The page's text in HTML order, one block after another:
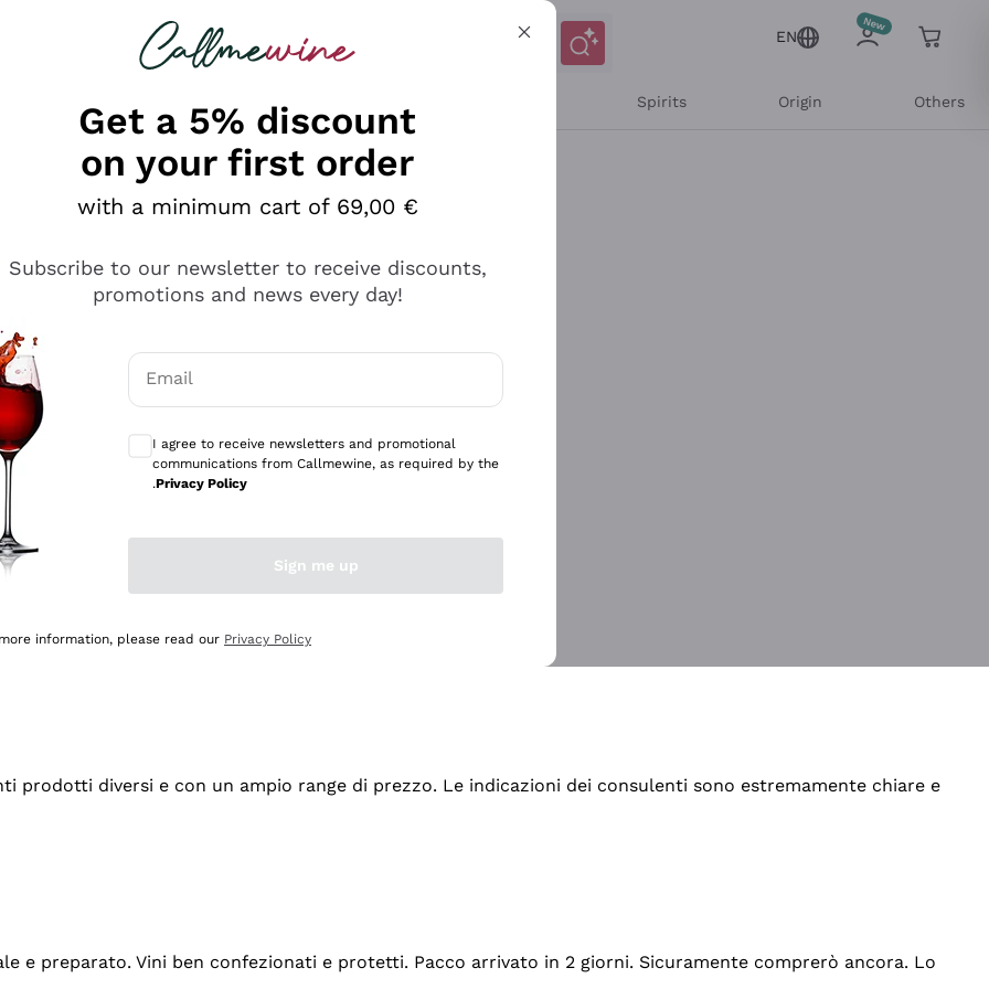
looking for
EN
Spirits Origin Others
professionalità
diversi e con un ampio range di prezzo. Le indicazioni dei consulenti sono estremamente chiare e
e preparato. Vini ben confezionati e protetti. Pacco arrivato in 2 giorni. Sicuramente comprerò ancora. Lo
Get a 5% discount
on your first order
with a minimum cart of 69,00 €
Subscribe to our newsletter to receive discounts,
promotions and news every day!
Email
I agree to receive newsletters and promotional
communications from Callmewine, as required by the
.Privacy Policy
Sign me up
information, please read our Privacy Policy